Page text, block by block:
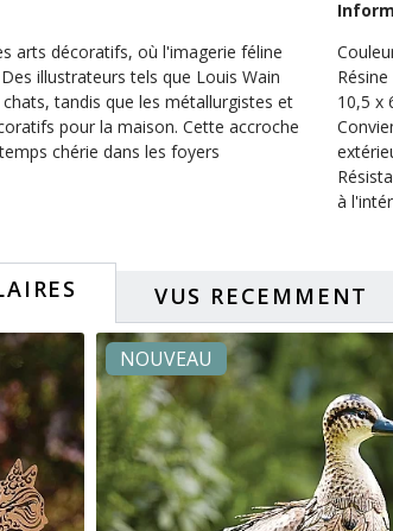
arts décoratifs, où l'imagerie féline
illustrateurs tels que Louis Wain
tandis que les métallurgistes et
pour la maison. Cette accroche
chérie dans les foyers
Résine
10,5 x
à
VUS RECEMMENT
NOUVEAU